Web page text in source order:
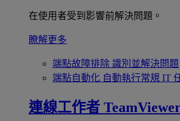
在使用者受到影響前解決問題。
瞭解更多
端點故障排除 識別並解決問題
端點自動化 自動執行常規 IT
連線工作者